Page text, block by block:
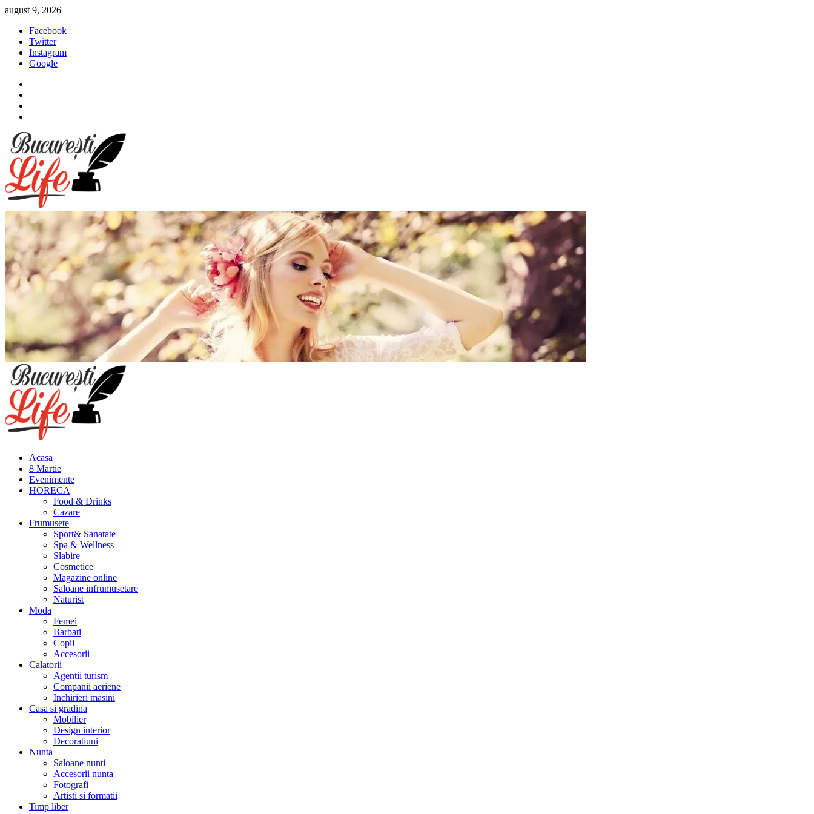
Sari
conținut
august 9, 2026
Facebook
Twitter
Instagram
Google
Meniu
principal
Acasa
8 Martie
Evenimente
HORECA
Food & Drinks
Cazare
Frumusete
Sport& Sanatate
Spa & Wellness
Slabire
Cosmetice
Magazine online
Saloane infrumusetare
Naturist
Moda
Femei
Barbati
Copii
Accesorii
Calatorii
Agentii turism
Companii aeriene
Inchirieri masini
Casa si gradina
Mobilier
Design interior
Decoratiuni
Nunta
Saloane nunti
Accesorii nunta
Fotografi
Artisti si formatii
Timp liber